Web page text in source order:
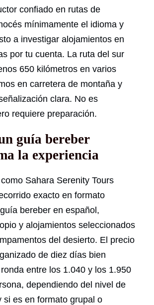
confiado en rutas de
mínimamente el idioma y
a investigar alojamientos en
por tu cuenta. La ruta del sur
650 kilómetros en varios
en carretera de montaña y
clara. No es
requiere preparación.
guía bereber
la experiencia
Sahara Serenity Tours
exacto en formato
bereber en español,
y alojamientos seleccionados
del desierto. El precio
de diez días bien
entre los 1.040 y los 1.950
dependiendo del nivel de
si es en formato grupal o